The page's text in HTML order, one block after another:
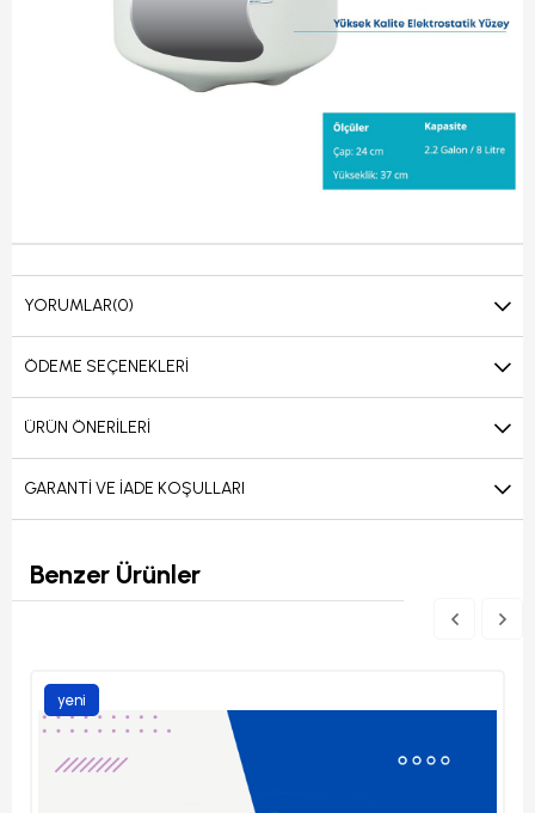
YORUMLAR(0)
ÖDEME SEÇENEKLERI
ÜRÜN ÖNERILERI
GARANTI VE İADE KOŞULLARI
Benzer Ürünler
yeni
ürün